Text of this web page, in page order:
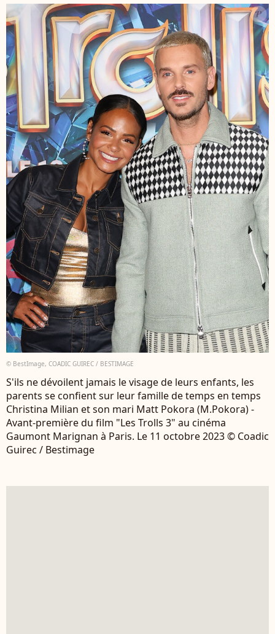
© BestImage, COADIC GUIREC / BESTIMAGE
S'ils ne dévoilent jamais le visage de leurs enfants, les
parents se confient sur leur famille de temps en temps
Christina Milian et son mari Matt Pokora (M.Pokora) -
Avant-première du film "Les Trolls 3" au cinéma
Gaumont Marignan à Paris. Le 11 octobre 2023 © Coadic
Guirec / Bestimage